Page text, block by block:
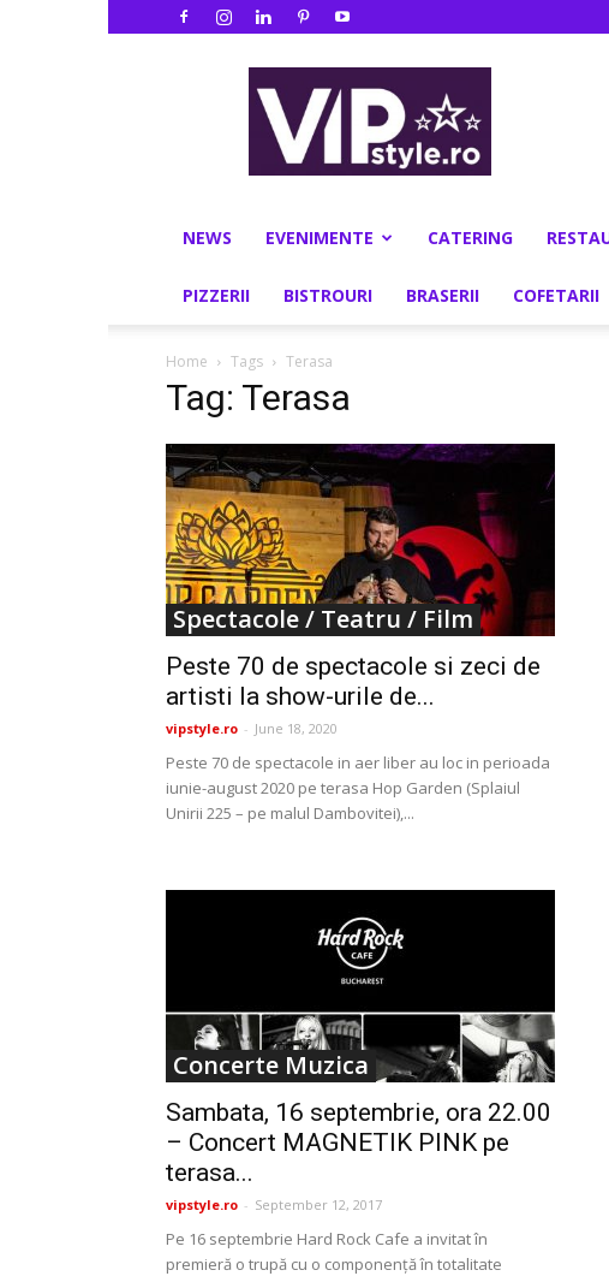
NEWS EVENIMENTE CATERING
PIZZERII BISTROURI BRASERII COFETARII
Home Tags Terasa
Tag: Terasa
Spectacole / Teatru / Film
Peste 70 de spectacole si zeci de
artisti la show-urile de...
vipstyle.ro - June 18, 2020
Peste 70 de spectacole in aer liber au loc in perioada
iunie-august 2020 pe terasa Hop Garden (Splaiul
Unirii 225 – pe malul Dambovitei),...
Concerte Muzica
Sambata, 16 septembrie, ora 22.00
– Concert MAGNETIK PINK pe
terasa...
vipstyle.ro - September 12, 2017
Pe 16 septembrie Hard Rock Cafe a invitat în
premieră o trupă cu o componență în totalitate